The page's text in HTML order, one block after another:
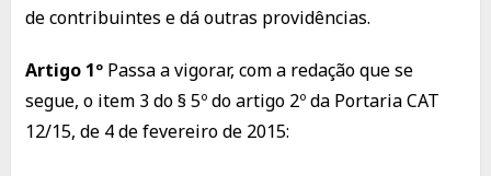
de contribuintes e dá outras providências.
Artigo 1ºPassa a vigorar, com a redação que se
segue, o item 3 do § 5º do artigo 2º da Portaria CAT
12/15, de 4 de fevereiro de 2015: